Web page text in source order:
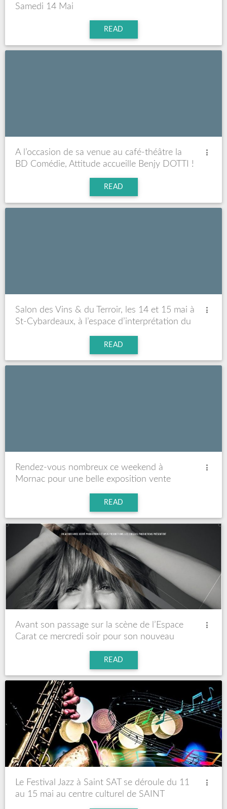
Samedi 14 Mai
READ
A l’occasion de sa venue au café-théâtre la
BD Comédie, Attitude accueille Benjy DOTTI !
READ
Salon des Vins & du Terroir, les 14 et 15 mai à
St-Cybardeaux, à l’espace d’interprétation du
READ
Rendez-vous nombreux ce weekend à
Mornac pour une belle exposition vente
READ
Avant son passage sur la scène de l’Espace
Carat ce mercredi soir pour son nouveau
quelques minutes pour nous parler d’elle…
READ
Le Festival Jazz à Saint SAT se déroule du 11
au 15 mai au centre culturel de SAINT